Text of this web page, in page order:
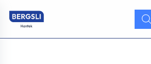
rett
innholdet